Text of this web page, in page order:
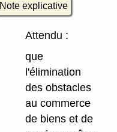
Note explicative
Attendu :
que
l'élimination
des obstacles
au commerce
de biens et de